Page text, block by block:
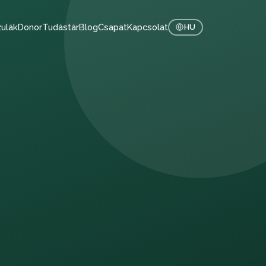
DonorTudástárBlogCsapatKapcsolat HU